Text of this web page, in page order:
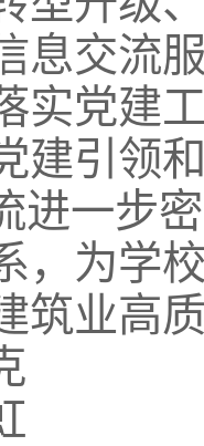
息交流
实党建
建引领
进一步
，为学
筑业高